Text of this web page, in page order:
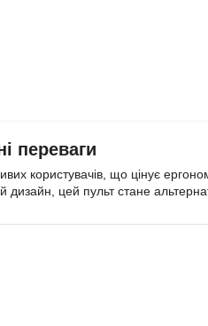
переваги
користувачів, що цінує
дизайн, цей пульт стане